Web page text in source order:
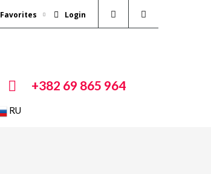
Favorites Login
+382 69 865 964
RU